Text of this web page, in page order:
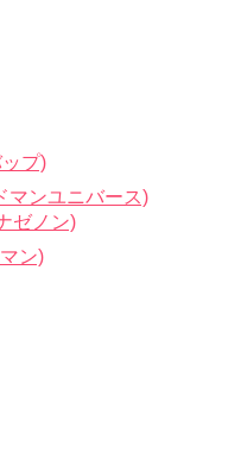
プ)
マンユニバース)
ゼノン)
ン)